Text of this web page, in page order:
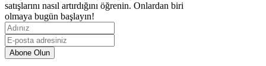
satışlarını nasıl artırdığını öğrenin. Onlardan biri
olmaya bugün başlayın!
Abone Olun